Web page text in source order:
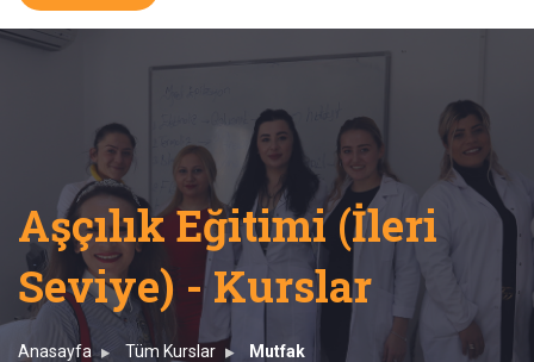
Aşçılık Eğitimi (İleri
Seviye) - Kurslar
Anasayfa Tüm Kurslar
Mutfak